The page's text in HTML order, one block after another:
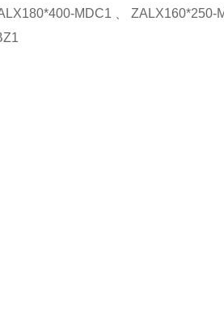
MDC1 ZALX160*250-